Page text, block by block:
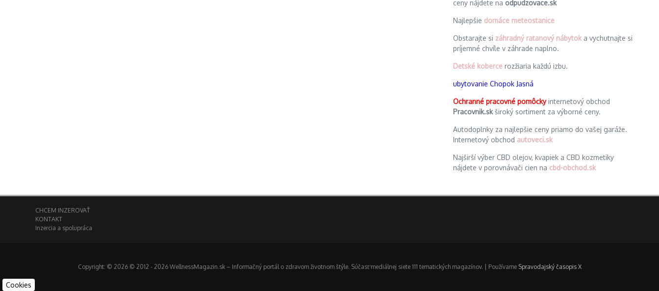
ceny nájdete na odpudzovace.sk
Najlepšie domáce meteostanice
Obstarajte si záhradný ratanový nábytok a vychutnajte si
príjemné chvíle v záhrade naplno.
Detské koberce rozžiaria každú izbu.
ubytovanie Chopok Jasná
Ochranné pracovné pomôckyinternetový obchod
Pracovnik.skširoký sortiment za výborné ceny.
Autodoplnky za najlepšie ceny priamo do vašej garáže.
Internetový obchod autoveci.sk
Najširší výber CBD olejov, kvapiek a CBD kozmetiky
nájdete v porovnávači cien na cbd-obchod.sk
CHCEM INZEROVAŤ
KONTAKT
Inzercia a spolupráca
Copyright: © 2026 © 2012 - 2026 WellnessMagazin.sk – Informačný portál o zdravom životnom štýle. Súčasť mediálnej siete 111 tematických magazínov. | Používame Spravodajský časopis X
Cookies